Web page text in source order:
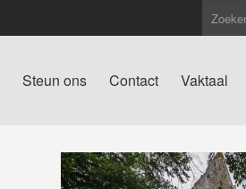
Steun ons Contact Vaktaal